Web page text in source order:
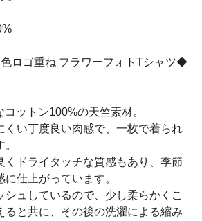
ロゴ重ね フラワーフォトTシャツ◆
ットン100%の天竺素材。
くい丁度良い肉感で、一枚で着られ
くドライタッチな質感もあり、季節
仕上がっています。
シュしているので、少し柔らかくこ
ると共に、その後の洗濯による縮み